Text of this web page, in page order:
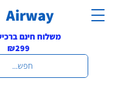
Airway
משלוח חינם
₪299